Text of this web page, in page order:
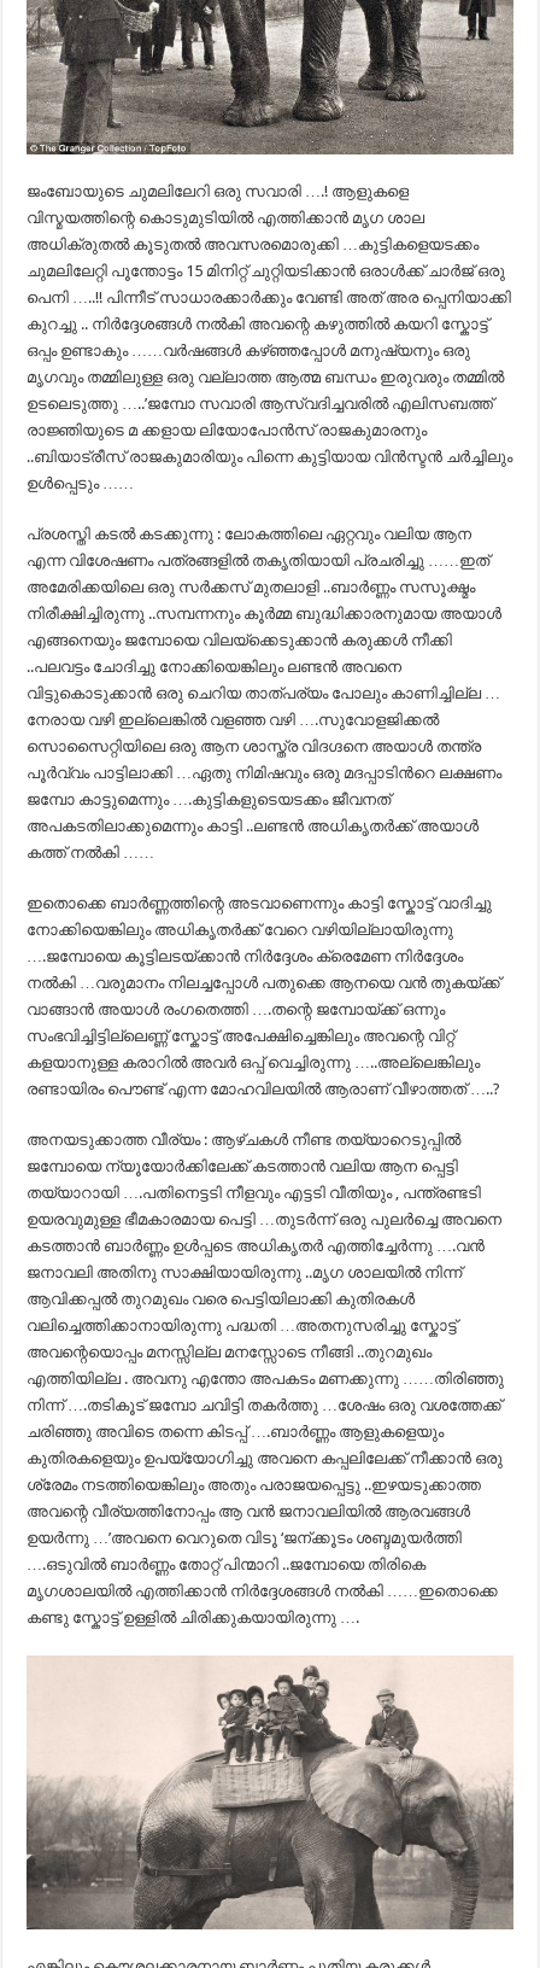
ജംബോയുടെ ചുമലിലേറി ഒരു സവാരി ….! ആളുകളെ
വിസ്മയത്തിന്റെ കൊടുമുടിയില്‍ എത്തിക്കാന്‍ മൃഗ ശാല
അധിക്രുതല്‍ കൂടുതല്‍ അവസരമൊരുക്കി …കുട്ടികളെയടക്കം
ചുമലിലേറ്റി പൂന്തോട്ടം 15 മിനിറ്റ് ചുറ്റിയടിക്കാന്‍ ഒരാള്‍ക്ക് ചാര്‍ജ് ഒരു
പെനി …..!! പിന്നീട് സാധാരക്കാര്‍ക്കും വേണ്ടി അത് അര പ്പെനിയാക്കി
കുറച്ചു .. നിര്‍ദ്ദേശങ്ങള്‍ നല്‍കി അവന്റെ കഴുത്തില്‍ കയറി സ്കോട്ട്
ഒപ്പം ഉണ്ടാകും ……വര്‍ഷങ്ങള്‍ കഴ്ഞ്ഞപ്പോള്‍ മനുഷ്യനും ഒരു
മൃഗവും തമ്മിലുള്ള ഒരു വല്ലാത്ത ആത്മ ബന്ധം ഇരുവരും തമ്മില്‍
ഉടലെടുത്തു …..’ജമ്പോ സവാരി ആസ്വദിച്ചവരില്‍ എലിസബത്ത്
രാജ്ഞിയുടെ മ ക്കളായ ലിയോപോന്‍സ് രാജകുമാരനും
..ബിയാട്രീസ് രാജകുമാരിയും പിന്നെ കുട്ടിയായ വിന്‍സ്ടന്‍ ചര്‍ച്ചിലും
ഉള്‍പ്പെടും ……
പ്രശസ്തി കടല്‍ കടക്കുന്നു : ലോകത്തിലെ ഏറ്റവും വലിയ ആന
എന്ന വിശേഷണം പത്രങ്ങളില്‍ തകൃതിയായി പ്രചരിച്ചു ……ഇത്
അമേരിക്കയിലെ ഒരു സര്‍ക്കസ് മുതലാളി ..ബാര്‍ണ്ണം സസൂക്ഷ്മം
നിരീക്ഷിച്ചിരുന്നു ..സമ്പന്നനും കൂര്‍മ്മ ബുദ്ധിക്കാരനുമായ അയാള്‍
എങ്ങനെയും ജമ്പോയെ വിലയ്ക്കെടുക്കാന്‍ കരുക്കള്‍ നീക്കി
..പലവട്ടം ചോദിച്ചു നോക്കിയെങ്കിലും ലണ്ടന്‍ അവനെ
വിട്ടുകൊടുക്കാന്‍ ഒരു ചെറിയ താത്പര്യം പോലും കാണിച്ചില്ല …
നേരായ വഴി ഇല്ലെങ്കില്‍ വളഞ്ഞ വഴി ….സുവോളജിക്കല്‍
സൊസൈറ്റിയിലെ ഒരു ആന ശാസ്ത്ര വിദഗ്ദനെ അയാള്‍ തന്ത്ര
പൂര്‍വ്വം പാട്ടിലാക്കി …ഏതു നിമിഷവും ഒരു മദപ്പാടിന്‍റെ ലക്ഷണം
ജമ്പോ കാട്ടുമെന്നും ….കുട്ടികളുടെയടക്കം ജീവനത്
അപകടതിലാക്കുമെന്നും കാട്ടി ..ലണ്ടന്‍ അധികൃതര്‍ക്ക് അയാള്‍
കത്ത് നല്‍കി ……
ഇതൊക്കെ ബാര്‍ണ്ണത്തിന്റെ അടവാണെന്നും കാട്ടി സ്കോട്ട് വാദിച്ചു
നോക്കിയെങ്കിലും അധികൃതര്‍ക്ക് വേറെ വഴിയില്ലായിരുന്നു
….ജമ്പോയെ കൂട്ടിലടയ്ക്കാന്‍ നിര്‍ദ്ദേശം ക്രെമേണ നിര്‍ദ്ദേശം
നല്‍കി …വരുമാനം നിലച്ചപ്പോള്‍ പതുക്കെ ആനയെ വന്‍ തുകയ്ക്ക്
വാങ്ങാന്‍ അയാള്‍ രംഗതെത്തി ….തന്റെ ജമ്പോയ്ക്ക് ഒന്നും
സംഭവിച്ചിട്ടില്ലെണ്ണ്‍ സ്കോട്ട് അപേക്ഷിച്ചെങ്കിലും അവന്റെ വിറ്റ്
കളയാനുള്ള കരാറില്‍ അവര്‍ ഒപ്പ് വെച്ചിരുന്നു …..അല്ലെങ്കിലും
രണ്ടായിരം പൌണ്ട് എന്ന മോഹവിലയില്‍ ആരാണ് വീഴാത്തത് …..?
അനയടുക്കാത്ത വീര്യം : ആഴ്ചകള്‍ നീണ്ട തയ്യാറെടുപ്പില്‍
ജമ്പോയെ ന്യൂയോര്‍ക്കിലേക്ക് കടത്താന്‍ വലിയ ആന പ്പെട്ടി
തയ്യാറായി ….പതിനെട്ടടി നീളവും എട്ടടി വീതിയും , പന്ത്രണ്ടടി
ഉയരവുമുള്ള ഭീമകാരമായ പെട്ടി …തുടര്‍ന്ന് ഒരു പുലര്‍ച്ചെ അവനെ
കടത്താന്‍ ബാര്‍ണ്ണം ഉള്‍പ്പടെ അധികൃതര്‍ എത്തിച്ചേര്‍ന്നു ….വന്‍
ജനാവലി അതിനു സാക്ഷിയായിരുന്നു ..മൃഗ ശാലയില്‍ നിന്ന്
ആവിക്കപ്പല്‍ തുറമുഖം വരെ പെട്ടിയിലാക്കി കുതിരകള്‍
വലിച്ചെത്തിക്കാനായിരുന്നു പദ്ധതി …അതനുസരിച്ചു സ്കോട്ട്
അവന്റെയൊപ്പം മനസ്സില്ല മനസ്സോടെ നീങ്ങി ..തുറമുഖം
എത്തിയില്ല . അവനു എന്തോ അപകടം മണക്കുന്നു ……തിരിഞ്ഞു
നിന്ന് ….തടികൂട് ജമ്പോ ചവിട്ടി തകര്‍ത്തു …ശേഷം ഒരു വശത്തേക്ക്
ചരിഞ്ഞു അവിടെ തന്നെ കിടപ്പ് ….ബാര്‍ണ്ണം ആളുകളെയും
കുതിരകളെയും ഉപയ്യോഗിച്ചു അവനെ കപ്പലിലേക്ക് നീക്കാന്‍ ഒരു
ശ്രേമം നടത്തിയെങ്കിലും അതും പരാജയപ്പെട്ടു ..ഇഴയടുക്കാത്ത
അവന്റെ വീര്യത്തിനോപ്പം ആ വന്‍ ജനാവലിയില്‍ ആരവങ്ങള്‍
ഉയര്‍ന്നു …’അവനെ വെറുതെ വിടൂ ‘ജന്ക്കൂടം ശബ്ദമുയര്‍ത്തി
….ഒടുവില്‍ ബാര്‍ണ്ണം തോറ്റ് പിന്മാറി ..ജമ്പോയെ തിരികെ
മൃഗശാലയില്‍ എത്തിക്കാന്‍ നിര്‍ദ്ദേശങ്ങള്‍ നല്‍കി ……ഇതൊക്കെ
കണ്ടു സ്കോട്ട് ഉള്ളില്‍ ചിരിക്കുകയായിരുന്നു ….